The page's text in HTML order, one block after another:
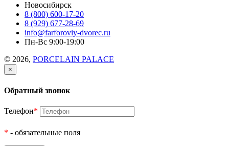
Новосибирск
8 (800) 600-17-20
8 (929) 677-28-69
info@farforoviy-dvorec.ru
Пн-Вс 9:00-19:00
© 2026, PORCELAIN PALACE
×
Обратный звонок
Телефон*
* - обязательные поля